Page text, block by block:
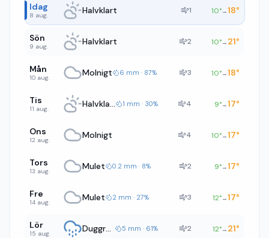
Idag
8 aug. Halvklart 1 10°→18°
Sön
9 aug. Halvklart 2 10°→ 21°
Mån
10 aug. Molnigt 6 mm · 87% 3 10°→18°
Tis
11 aug. Halvklart 1 mm · 30% 4 9°→17°
Ons
12 aug. Molnigt 4 10°→17°
Tors
13 aug. Mulet 0.2 mm · 8% 2 9°→17°
Fre
14 aug. Mulet 2 mm · 27% 3 12°→17°
Lör
15 aug. Duggregn 5 mm · 61% 2 12°→ 21°